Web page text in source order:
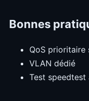
Bonnes
QoS prioritaire
VLAN dédié
Test